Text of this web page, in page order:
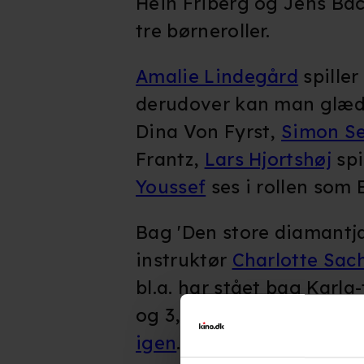
tre børneroller.
Amalie Lindegård spiller
derudover kan man
Dina Von Fyrst, Simon
Frantz, Lars Hjortshøj
Youssef ses i rollen som
Bag 'Den store
instruktør Charlotte
bl.a. har stået bag
og 3,
igen.